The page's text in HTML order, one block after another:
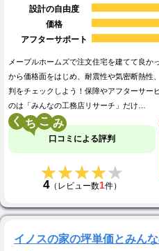
設計の自由度
価格
アフターサポート
メープルホームズで注文住宅を建てて良か
から価格面をはじめ、耐震性や気密断熱性
判をチェックしよう！保障やアフターサー
のは「みんなの工務店リサーチ」だけ…
く こ
口コミによる評判
★★★★★
★★★★★
4（レビュー数1件）
イノスの家の坪単価とみん